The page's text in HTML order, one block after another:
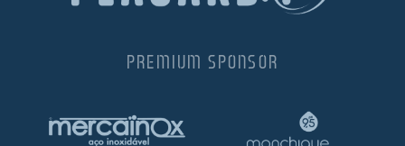
PREMIUM SPONSOR